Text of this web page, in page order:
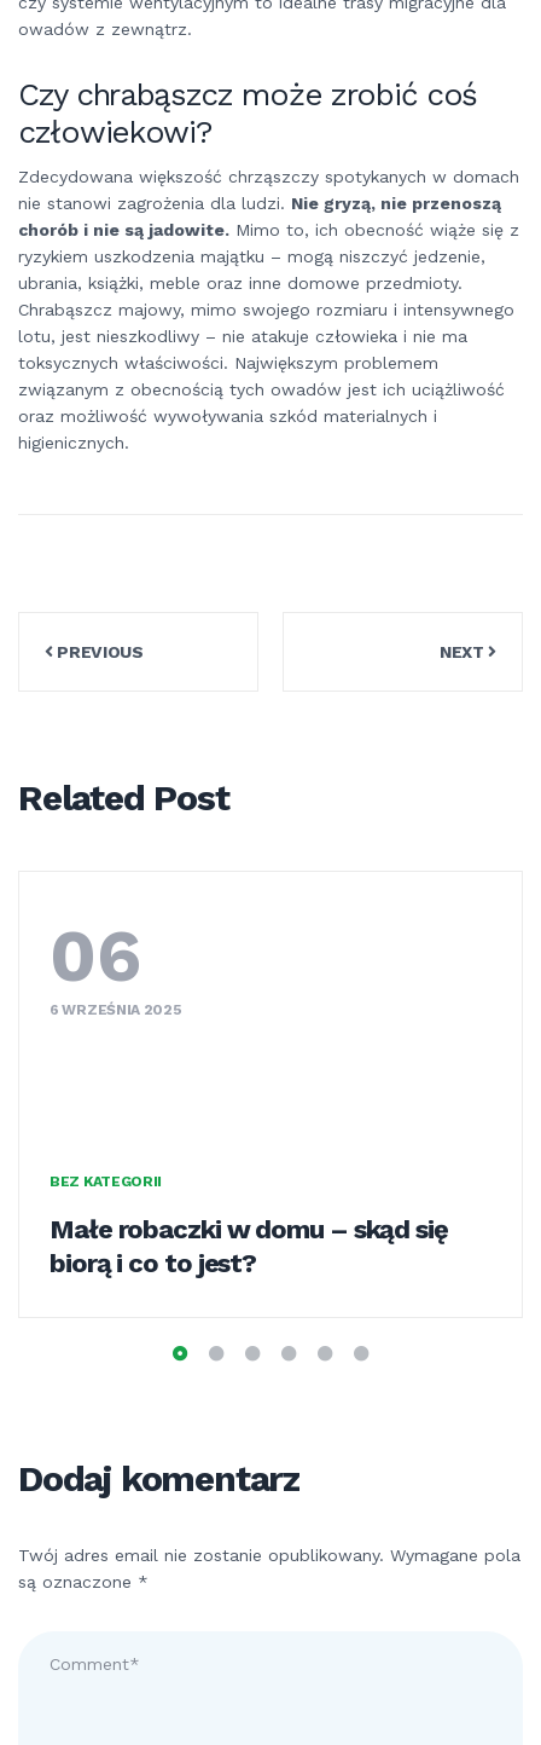
owadów z zewnątrz.
Czy chrabąszcz może zrobić coś
człowiekowi?
Zdecydowana większość chrząszczy spotykanych w domach
nie stanowi zagrożenia dla ludzi. Nie gryzą, nie przenoszą
chorób i nie są jadowite. Mimo to, ich obecność wiąże się z
ryzykiem uszkodzenia majątku – mogą niszczyć jedzenie,
ubrania, książki, meble oraz inne domowe przedmioty.
Chrabąszcz majowy, mimo swojego rozmiaru i intensywnego
lotu, jest nieszkodliwy – nie atakuje człowieka i nie ma
toksycznych właściwości. Największym problemem
związanym z obecnością tych owadów jest ich uciążliwość
oraz możliwość wywoływania szkód materialnych i
higienicznych.
wpisu
PREVIOUS NEXT
Related Post
06
6 WRZEŚNIA 2025
BEZ KATEGORII
Małe robaczki w domu – skąd się
biorą i co to jest?
Dodaj komentarz
Twój adres email nie zostanie opublikowany. Wymagane pola
są oznaczone *